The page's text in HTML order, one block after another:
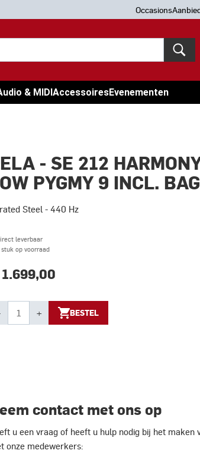
Occasions
& MIDIAccessoiresEvenementen
- SE 212
PYGMY 9 INCL. BAG
Steel - 440 Hz
leverbaar
op voorraad
+ BESTEL
contact met ons op
u een vraag of heeft u hulp nodig bij het maken
onze medewerkers: